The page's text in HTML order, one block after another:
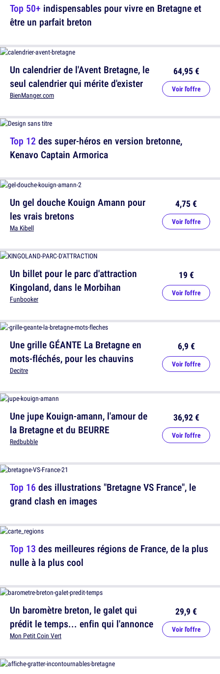
Top 50+ indispensables pour vivre en Bretagne et
être un parfait breton
Top 12 des super-héros en version bretonne,
Kenavo Captain Armorica
Un billet pour le parc d'attraction
Kingoland, dans le Morbihan
Funbooker
19 €
Voir l'offre
Une jupe Kouign-amann, l'amour de
la Bretagne et du BEURRE
Redbubble
36,92 €
Voir l'offre
Top 13 des meilleures régions de France, de la plus
nulle à la plus cool
Un calendrier de l'Avent Bretagne, le
seul calendrier qui mérite d'exister
BienManger.com
64,95 €
Voir l'offre
Un gel douche Kouign Amann pour
les vrais bretons
Ma Kibell
4,75 €
Voir l'offre
Une grille GÉANTE La Bretagne en
mots-fléchés, pour les chauvins
Decitre
6,9 €
Voir l'offre
Top 16 des illustrations "Bretagne VS France", le
grand clash en images
Un baromètre breton, le galet qui
prédit le temps... enfin qui l'annonce
Mon Petit Coin Vert
29,9 €
Voir l'offre